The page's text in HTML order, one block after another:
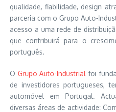
qualidade, fiabilidade, design
parceria com o Grupo Auto-
acesso a uma rede de
que contribuirá para o
português.
O Grupo Auto-Industrial foi
de investidores portugueses,
automóvel em Portugal.
diversas áreas de actividade: